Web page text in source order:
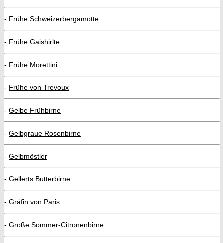
- Frühe Schweizerbergamotte
- Frühe Gaishirlte
- Frühe Morettini
- Frühe von Trevoux
- Gelbe Frühbirne
- Gelbgraue Rosenbirne
- Gelbmöstler
- Gellerts Butterbirne
- Gräfin von Paris
- Große Sommer-Citronenbirne